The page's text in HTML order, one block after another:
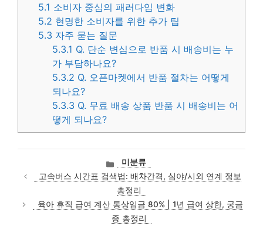
5.1 소비자 중심의 패러다임 변화
5.2 현명한 소비자를 위한 추가 팁
5.3 자주 묻는 질문
5.3.1 Q. 단순 변심으로 반품 시 배송비는 누
가 부담하나요?
5.3.2 Q. 오픈마켓에서 반품 절차는 어떻게
되나요?
5.3.3 Q. 무료 배송 상품 반품 시 배송비는 어
떻게 되나요?
카
테
고
리
미분류
고속버스 시간표 검색법: 배차간격, 심야/시외 연계 정보
총정리
육아 휴직 급여 계산 통상임금 80% | 1년 급여 상한, 궁금
증 총정리